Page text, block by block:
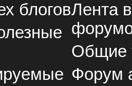
блоговЛента
Общие
Форум